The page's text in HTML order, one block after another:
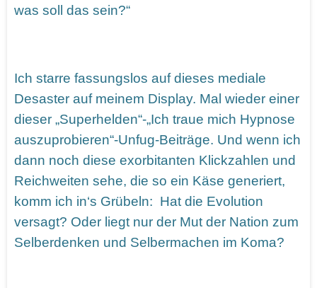
was soll das sein?“
Ich starre fassungslos auf dieses mediale
Desaster auf meinem Display. Mal wieder einer
dieser „Superhelden“-„Ich traue mich Hypnose
auszuprobieren“-Unfug-Beiträge. Und wenn ich
dann noch diese exorbitanten Klickzahlen und
Reichweiten sehe, die so ein Käse generiert,
komm ich in‘s Grübeln: Hat die Evolution
versagt? Oder liegt nur der Mut der Nation zum
Selberdenken und Selbermachen im Koma?